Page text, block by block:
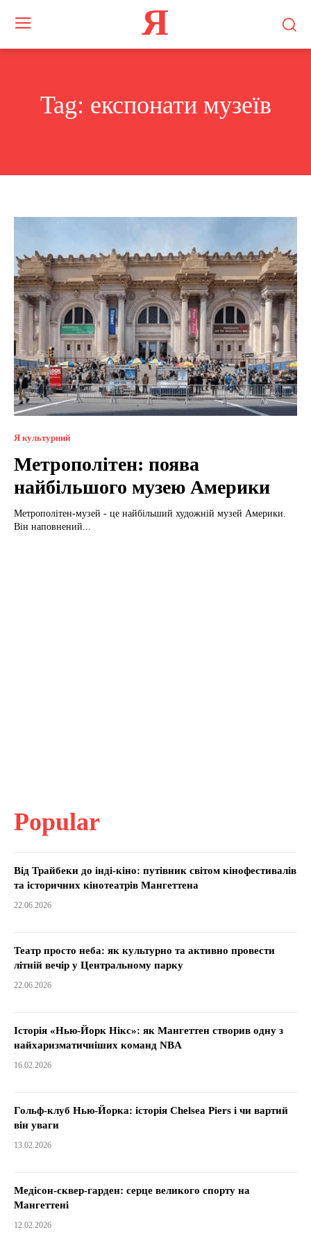
Я
Tag: експонати музеїв
Я культурний
Метрополітен: поява
найбільшого музею Америки
Метрополітен-музей - це найбільший художній музей Америки.
Він наповнений...
Popular
Від Трайбеки до інді-кіно: путівник світом кінофестивалів
та історичних кінотеатрів Мангеттена
22.06.2026
Театр просто неба: як культурно та активно провести
літній вечір у Центральному парку
22.06.2026
Історія «Нью-Йорк Нікс»: як Мангеттен створив одну з
найхаризматичніших команд NBA
16.02.2026
Гольф-клуб Нью-Йорка: історія Chelsea Piers і чи вартий
він уваги
13.02.2026
Медісон-сквер-гарден: серце великого спорту на
Мангеттені
12.02.2026